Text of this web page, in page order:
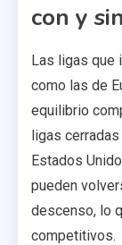
con y
Las ligas que
como las de
equilibrio
ligas
Estados
pueden
descenso, lo
competitivos.